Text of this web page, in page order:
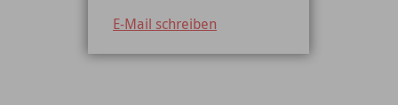
E-Mail schreiben